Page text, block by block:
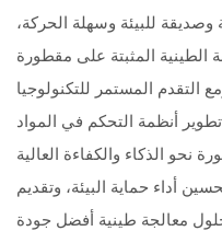
للبيئة وسهلة الحركة،
الطينية المثبتة على مقطورة
التقدم المستمر للتكنولوجيا
أنظمة التحكم في المواد
نحو الذكاء والكفاءة العالية
أداء حماية البيئة، وتقديم
معالجة طينية أفضل جودة